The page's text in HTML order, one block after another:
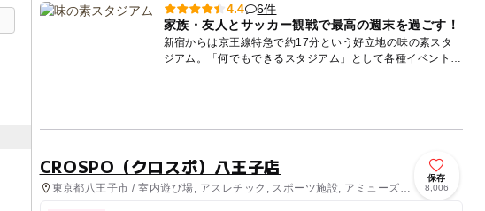
4.4
6件
家族・友人とサッカー観戦で最高の週末を過ごす！
新宿からは京王線特急で約17分という好立地の味の素スタ
ジアム。「何でもできるスタジアム」として各種イベントが
CROSPO（クロスポ）八王子店
東京都八王子市 / 室内遊び場, アスレチック, スポーツ施設, アミューズメ
保存
8,006